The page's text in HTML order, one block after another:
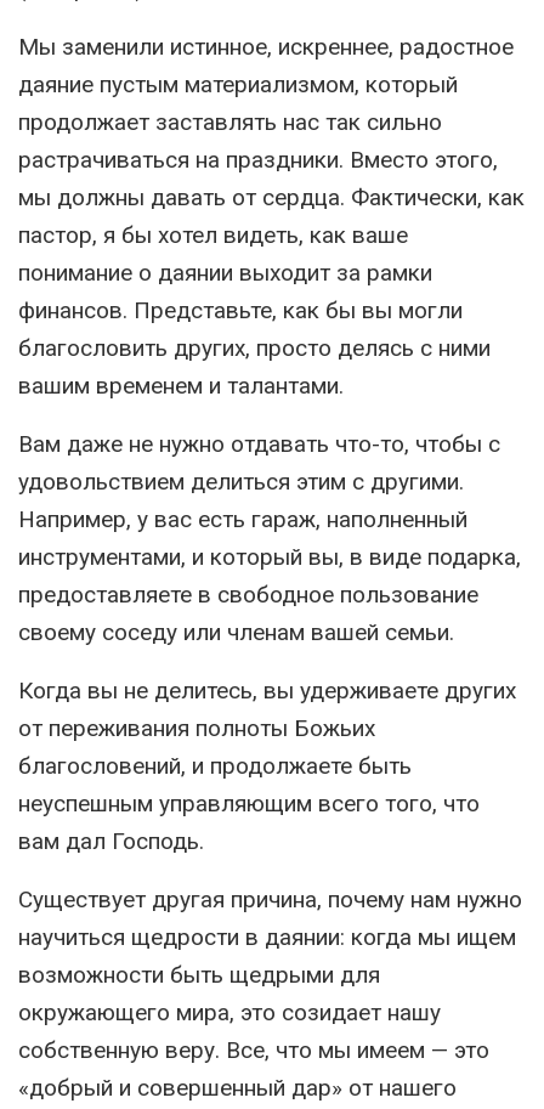
Мы заменили истинное, искреннее, радостное
даяние пустым материализмом, который
продолжает заставлять нас так сильно
растрачиваться на праздники. Вместо этого,
мы должны давать от сердца. Фактически, как
пастор, я бы хотел видеть, как ваше
понимание о даянии выходит за рамки
финансов. Представьте, как бы вы могли
благословить других, просто делясь с ними
вашим временем и талантами.
Вам даже не нужно отдавать что-то, чтобы с
удовольствием делиться этим с другими.
Например, у вас есть гараж, наполненный
инструментами, и который вы, в виде подарка,
предоставляете в свободное пользование
своему соседу или членам вашей семьи.
Когда вы не делитесь, вы удерживаете других
от переживания полноты Божьих
благословений, и продолжаете быть
неуспешным управляющим всего того, что
вам дал Господь.
Существует другая причина, почему нам нужно
научиться щедрости в даянии: когда мы ищем
возможности быть щедрыми для
окружающего мира, это созидает нашу
собственную веру. Все, что мы имеем — это
«добрый и совершенный дар» от нашего